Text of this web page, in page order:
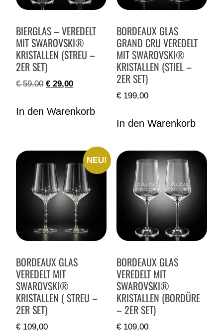
BIERGLAS – VEREDELT
MIT SWAROVSKI®
KRISTALLEN (STREU –
2ER SET)
€59,00 € 29,00
In den Warenkorb
BORDEAUX GLAS
GRAND CRU VEREDELT
MIT SWAROVSKI®
KRISTALLEN (STIEL –
2ER SET)
€ 199,00
In den Warenkorb
NEU!
BORDEAUX GLAS
VEREDELT MIT
SWAROVSKI®
KRISTALLEN ( STREU –
2ER SET)
€ 109,00
BORDEAUX GLAS
VEREDELT MIT
SWAROVSKI®
KRISTALLEN (BORDÜRE
– 2ER SET)
€ 109,00